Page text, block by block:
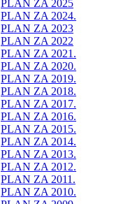
PLAN ZA 2025
PLAN ZA 2024.
PLAN ZA 2023
PLAN ZA 2022
PLAN ZA 2021.
PLAN ZA 2020.
PLAN ZA 2019.
PLAN ZA 2018.
PLAN ZA 2017.
PLAN ZA 2016.
PLAN ZA 2015.
PLAN ZA 2014.
PLAN ZA 2013.
PLAN ZA 2012.
PLAN ZA 2011.
PLAN ZA 2010.